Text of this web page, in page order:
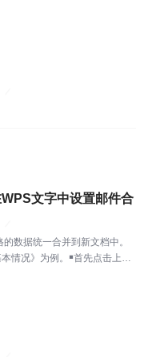
文字中设置邮件合
数据统一合并到新文档中。
情况》为例。￭首先点击上方